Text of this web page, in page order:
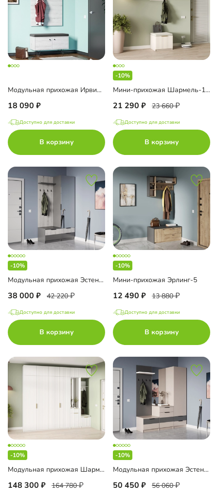
Модульная прихожая Ирвинг-2
18 090
Доступно для доставки
В корзину
-10%
Мини-прихожая Шармель-1 Лайф
21 290 23 660
Доступно для доставки
В корзину
-10%
Модульная прихожая Эстенсон-3
38 000 42 220
Доступно для доставки
В корзину
-10%
Мини-прихожая Эрлинг-5
12 490 13 880
Доступно для доставки
В корзину
-10%
Модульная прихожая Шармель-5 Лайф
148 300 164 780
-10%
Модульная прихожая Эстенсон-4
50 450 56 060